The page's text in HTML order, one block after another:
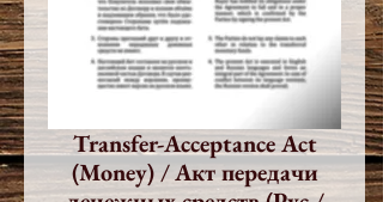
Transfer-Acceptance Act
(Money) / Акт переда­чи